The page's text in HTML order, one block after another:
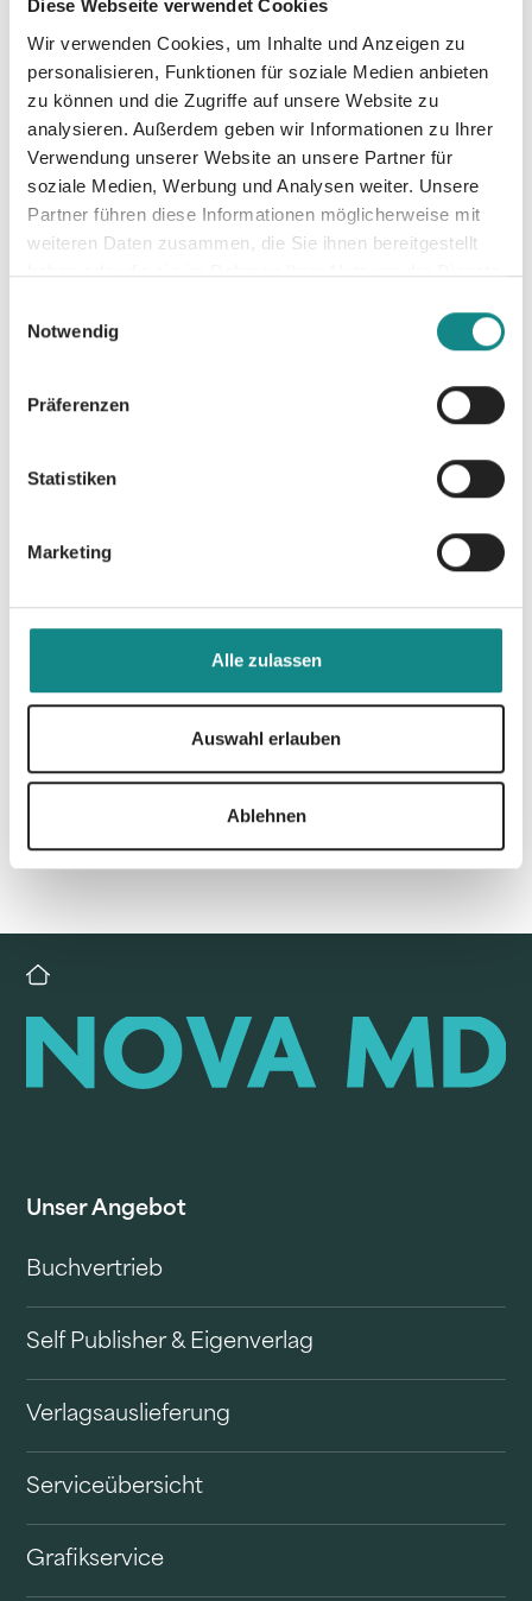
Diese Webseite verwendet Cookies
Wir verwenden Cookies, um Inhalte und Anzeigen zu
personalisieren, Funktionen für soziale Medien anbieten
zu können und die Zugriffe auf unsere Website zu
analysieren. Außerdem geben wir Informationen zu Ihrer
Verwendung unserer Website an unsere Partner für
soziale Medien, Werbung und Analysen weiter. Unsere
Partner führen diese Informationen möglicherweise mit
weiteren Daten zusammen, die Sie ihnen bereitgestellt
haben oder die sie im Rahmen Ihrer Nutzung der Dienste
Notwendig
Präferenzen
Statistiken
Marketing
Alle zulassen
Auswahl erlauben
Ablehnen
für die Gefühle und einer wunderbar präzisen
Sprache gelingt es der Autorin Karin Eger
ergreifend darzustellen, wie Frauen um ihre
Freiheit und Würde kämpfen müssen. Die
sensible Heldin Clara entwickelt schon als
Kind ein Gespür für das, was in den Köpfen
der Menschen vorgeht, die ihr und ihrer
Mutter begegnen. Doch sie lernt, sich davon
Zur Übersicht
Unser Angebot
Buchvertrieb
Self Publisher & Eigenverlag
Verlagsauslieferung
Serviceübersicht
Grafikservice